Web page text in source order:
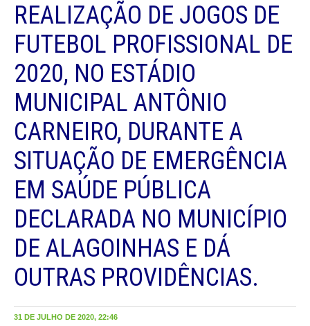
REALIZAÇÃO DE JOGOS DE
FUTEBOL PROFISSIONAL DE
2020, NO ESTÁDIO
MUNICIPAL ANTÔNIO
CARNEIRO, DURANTE A
SITUAÇÃO DE EMERGÊNCIA
EM SAÚDE PÚBLICA
DECLARADA NO MUNICÍPIO
DE ALAGOINHAS E DÁ
OUTRAS PROVIDÊNCIAS.
31 DE JULHO DE 2020, 22:46